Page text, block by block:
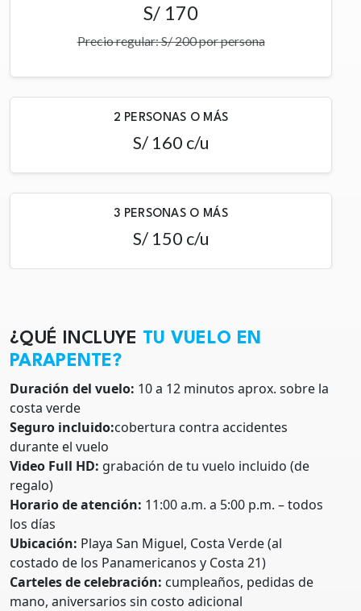
S/ 170
Precio regular: S/ 200 por persona
2 PERSONAS O MÁS
S/ 160 c/u
3 PERSONAS O MÁS
S/ 150 c/u
¿QUÉ INCLUYE TU VUELO EN
PARAPENTE?
Duración del vuelo: 10 a 12 minutos aprox. sobre la
costa verde
Seguro incluido:cobertura contra accidentes
durante el vuelo
Video Full HD: grabación de tu vuelo incluido (de
regalo)
Horario de atención: 11:00 a.m. a 5:00 p.m. – todos
los días
Ubicación: Playa San Miguel, Costa Verde (al
costado de los Panamericanos y Costa 21)
Carteles de celebración: cumpleaños, pedidas de
mano, aniversarios sin costo adicional